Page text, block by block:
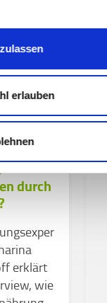
erlauben
durch
erklärt
wie